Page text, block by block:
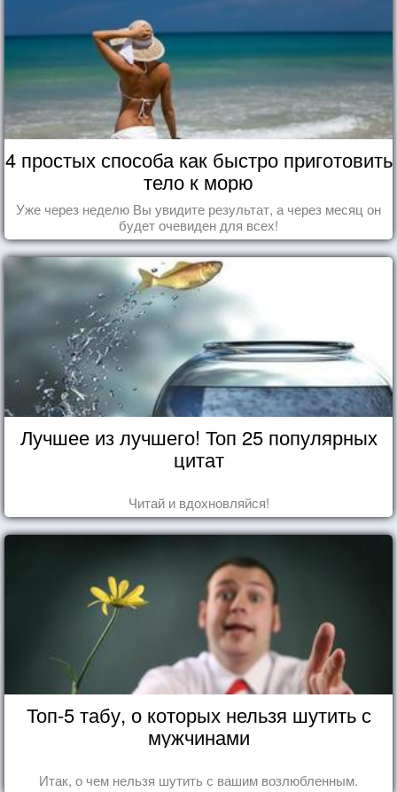
4 простых способа как быстро приготовить
тело к морю
Уже через неделю Вы увидите результат, а через месяц он
будет очевиден для всех!
Лучшее из лучшего! Топ 25 популярных
цитат
Читай и вдохновляйся!
Топ-5 табу, о которых нельзя шутить с
мужчинами
Итак, о чем нельзя шутить с вашим возлюбленным.